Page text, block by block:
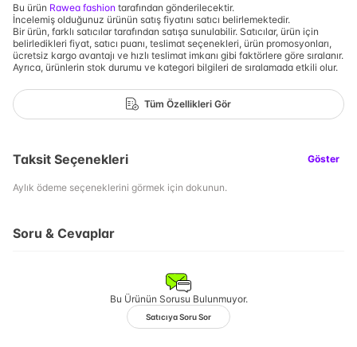
Bu ürün Rawea fashion tarafından gönderilecektir.
İncelemiş olduğunuz ürünün satış fiyatını satıcı belirlemektedir.
Bir ürün, farklı satıcılar tarafından satışa sunulabilir. Satıcılar, ürün için
belirledikleri fiyat, satıcı puanı, teslimat seçenekleri, ürün promosyonları,
ücretsiz kargo avantajı ve hızlı teslimat imkanı gibi faktörlere göre sıralanır.
Ayrıca, ürünlerin stok durumu ve kategori bilgileri de sıralamada etkili olur.
Tüm Özellikleri Gör
Taksit Seçenekleri Göster
Aylık ödeme seçeneklerini görmek için dokunun.
Soru & Cevaplar
Bu Ürünün Sorusu Bulunmuyor.
Satıcıya Soru Sor